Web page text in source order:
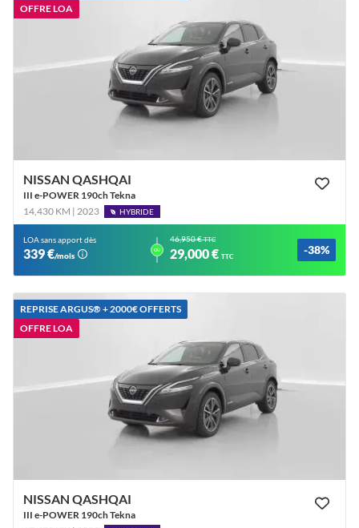
OFFRE LOA
NISSAN QASHQAI
III e-POWER 190ch Tekna
14,430 KM | 2023
HYBRIDE
LOA sans apport dès
339 €/mois
ou
46,950 €TTC
29,000 € TTC -38%
REPRISE ARGUS®️ + 2000€ OFFERTS
OFFRE LOA
NISSAN QASHQAI
III e-POWER 190ch Tekna